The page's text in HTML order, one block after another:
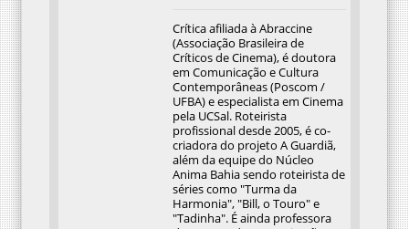
Crítica afiliada à Abraccine
(Associação Brasileira de
Críticos de Cinema), é doutora
em Comunicação e Cultura
Contemporâneas (Poscom /
UFBA) e especialista em Cinema
pela UCSal. Roteirista
profissional desde 2005, é co-
criadora do projeto A Guardiã,
além da equipe do Núcleo
Anima Bahia sendo roteirista de
séries como "Turma da
Harmonia", "Bill, o Touro" e
"Tadinha". É ainda professora